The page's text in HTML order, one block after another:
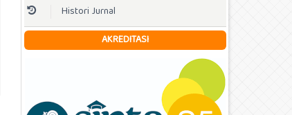
Histori Jurnal
AKREDITASI